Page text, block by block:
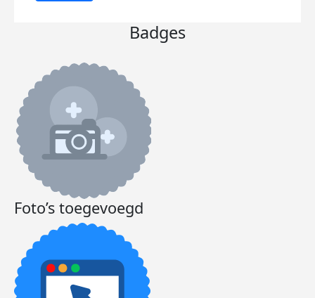
Badges
Foto’s toegevoegd